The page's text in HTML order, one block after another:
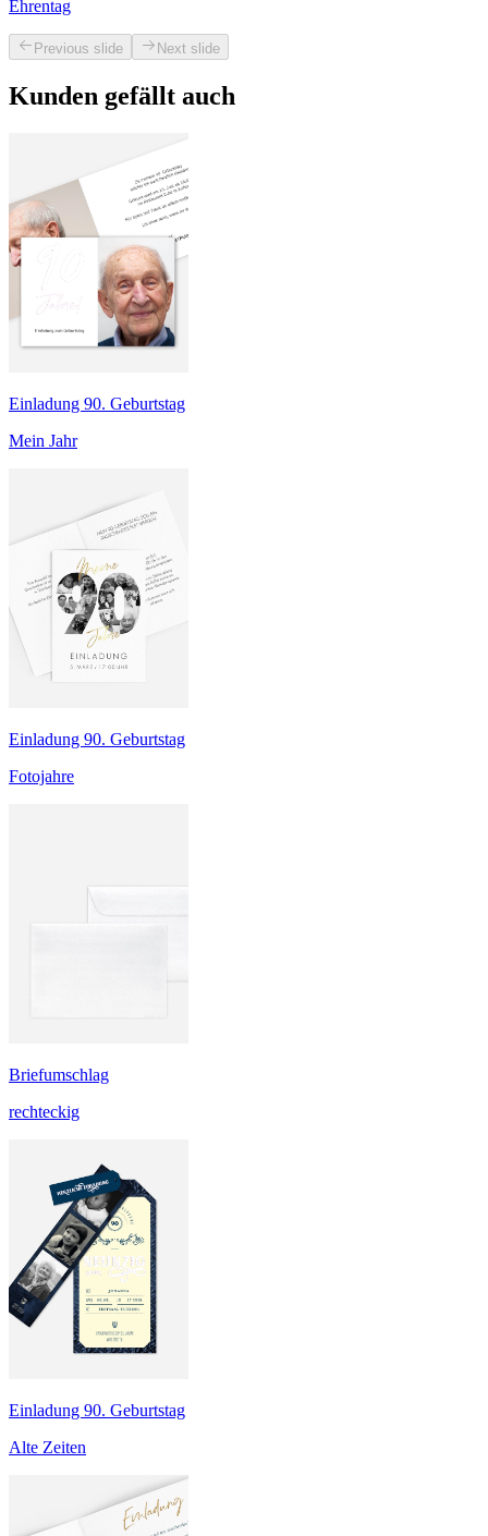
Ehrentag
Previous slide Next slide
Kunden gefällt auch
Einladung 90. Geburtstag
Mein Jahr
Einladung 90. Geburtstag
Fotojahre
Briefumschlag
rechteckig
Einladung 90. Geburtstag
Alte Zeiten